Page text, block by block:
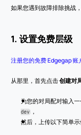
如果您遇到故障排除挑战
1. 设置免费层级
注册您的免费 Edgegap 账
从那里，首先点击 创建对
为您的对局配对输入
dev
，
然后，上传以下简单